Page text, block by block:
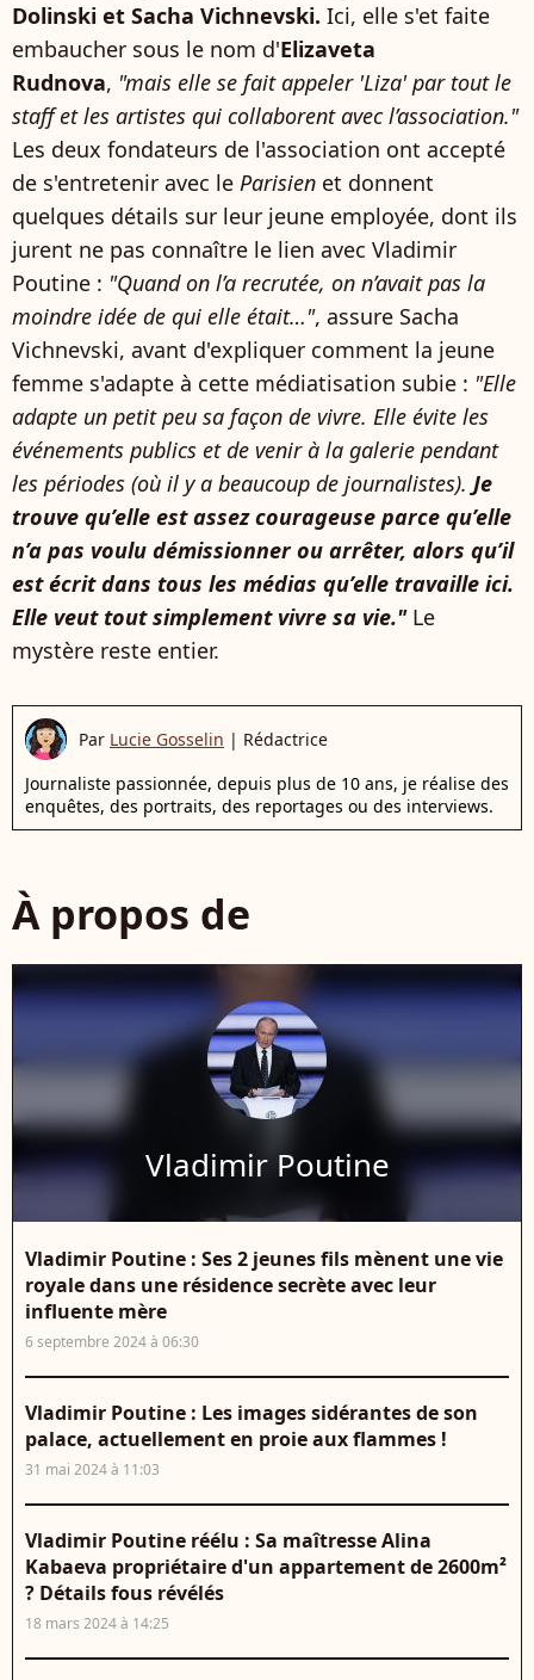
Dolinski et Sacha Vichnevski. Ici, elle s'et faite
embaucher sous le nom d'Elizaveta
Rudnova, "mais elle se fait appeler 'Liza' par tout le
staff et les artistes qui collaborent avec l’association."
Les deux fondateurs de l'association ont accepté
de s'entretenir avec le Parisien et donnent
quelques détails sur leur jeune employée, dont ils
jurent ne pas connaître le lien avec Vladimir
Poutine : "Quand on l’a recrutée, on n’avait pas la
moindre idée de qui elle était…", assure Sacha
Vichnevski, avant d'expliquer comment la jeune
femme s'adapte à cette médiatisation subie : "Elle
adapte un petit peu sa façon de vivre. Elle évite les
événements publics et de venir à la galerie pendant
les périodes (où il y a beaucoup de journalistes). Je
trouve qu’elle est assez courageuse parce qu’elle
n’a pas voulu démissionner ou arrêter, alors qu’il
est écrit dans tous les médias qu’elle travaille ici.
Elle veut tout simplement vivre sa vie."Le
mystère reste entier.
Par Lucie Gosselin | Rédactrice
Journaliste passionnée, depuis plus de 10 ans, je réalise des
enquêtes, des portraits, des reportages ou des interviews.
À propos de
Vladimir Poutine
Vladimir Poutine : Ses 2 jeunes fils mènent une vie
royale dans une résidence secrète avec leur
influente mère
6 septembre 2024 à 06:30
Vladimir Poutine : Les images sidérantes de son
palace, actuellement en proie aux flammes !
31 mai 2024 à 11:03
Vladimir Poutine réélu : Sa maîtresse Alina
Kabaeva propriétaire d'un appartement de 2600m²
? Détails fous révélés
18 mars 2024 à 14:25